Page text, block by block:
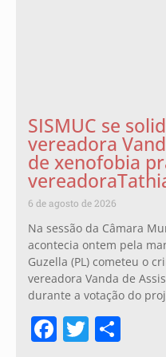
SISMUC se
vereadora
de xenofobia
6 de agosto de 2026
Na sessão da Câmara
acontecia ontem pela
Guzella (PL) cometeu o
vereadora Vanda de
durante a votação do
Facebook
Twitter